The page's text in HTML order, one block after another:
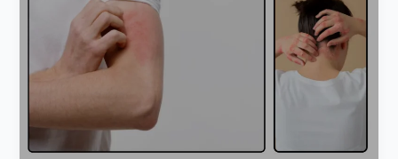
Allergy
Treatment
Expert
Allergists